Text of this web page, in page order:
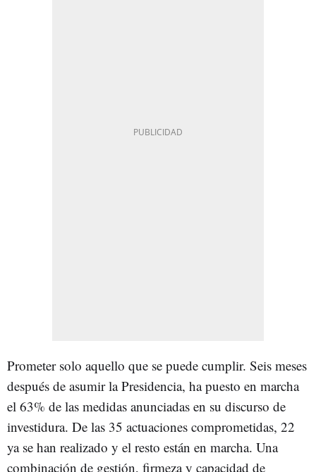
Prometer solo aquello que se puede cumplir. Seis meses
después de asumir la Presidencia, ha puesto en marcha
el 63% de las medidas anunciadas en su discurso de
investidura. De las 35 actuaciones comprometidas, 22
ya se han realizado y el resto están en marcha. Una
combinación de gestión, firmeza y capacidad de